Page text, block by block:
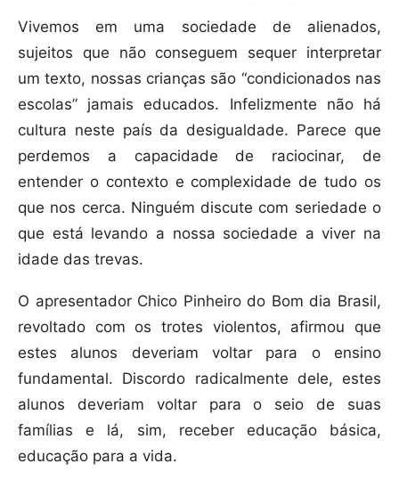
Vivemos em uma sociedade de alienados,
sujeitos que não conseguem sequer interpretar
um texto, nossas crianças são “condicionados nas
escolas” jamais educados. Infelizmente não há
cultura neste país da desigualdade. Parece que
perdemos a capacidade de raciocinar, de
entender o contexto e complexidade de tudo os
que nos cerca. Ninguém discute com seriedade o
que está levando a nossa sociedade a viver na
idade das trevas.
O apresentador Chico Pinheiro do Bom dia Brasil,
revoltado com os trotes violentos, afirmou que
estes alunos deveriam voltar para o ensino
fundamental. Discordo radicalmente dele, estes
alunos deveriam voltar para o seio de suas
famílias e lá, sim, receber educação básica,
educação para a vida.